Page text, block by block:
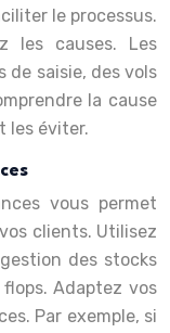
le processus.
les causes. Les
de saisie, des vols
la cause
les éviter.
vous permet
clients. Utilisez
des stocks
Adaptez vos
Par exemple, si